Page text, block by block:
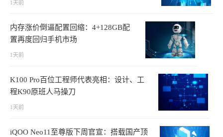
1天前
内存涨价倒逼配置回缩：4+128GB配
置再度回归手机市场
1天前
K100 Pro百位工程师代表亮相：设计、工
程K90原班人马操刀
1天前
iQOO Neo11至尊版下周官宣：搭载国产顶